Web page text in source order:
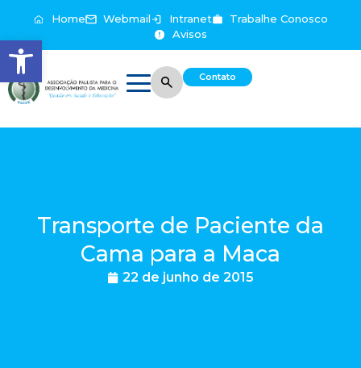
Abrir a barra de ferramentas
Home Webmail Intranet
Trabalhe Conosco
Avisos
Contato
Transporte de Paciente da
Cama para a Maca
22 de junho de 2015